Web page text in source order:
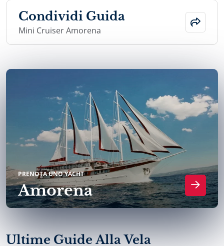
Condividi Guida
Mini Cruiser Amorena
PRENOTA UNO YACHT
Amorena
Ultime Guide Alla Vela